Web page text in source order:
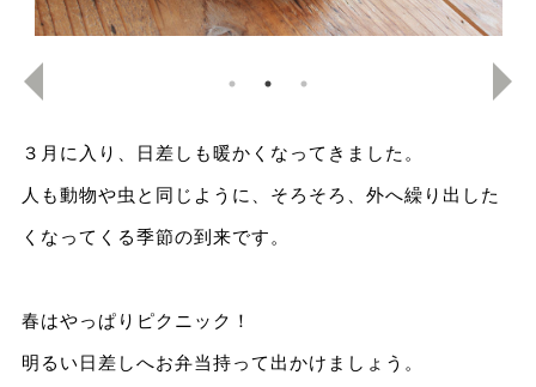
３月に入り、日差しも暖かくなってきました。
人も動物や虫と同じように、そろそろ、外へ繰り出した
くなってくる季節の到来です。
春はやっぱりピクニック！
明るい日差しへお弁当持って出かけましょう。